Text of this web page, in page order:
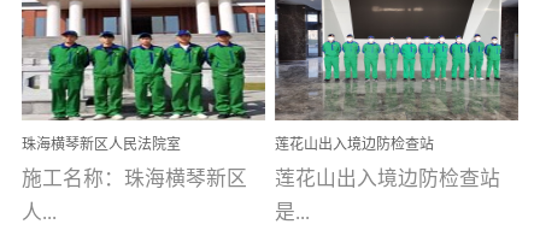
支优势优吸环保是一棵正
茁壮成长的树，只要我们
人人都爱护她、珍惜她、
她将越来越枝繁叶茂，终
将会成为一棵参天大树！
优吸环保截止2020年拥有
全国600家网点分支机构。
【东莞美豪雅致酒店】室
内空气治理项目东莞美豪
雅致酒店 东莞美豪雅
致酒店是为中高端人士...
学广州校区室内空气治
理 工程案例地址：广
州南沙区·香港科技大学(广
州)校区 工程案...
珠海横琴新区人民法院室
内除甲醛空气治理项目
施工名称：珠海横琴新区
人...
莲花山出入境边防检查站
室内除甲醛空气治理项目
莲花山出入境边防检查站
是...